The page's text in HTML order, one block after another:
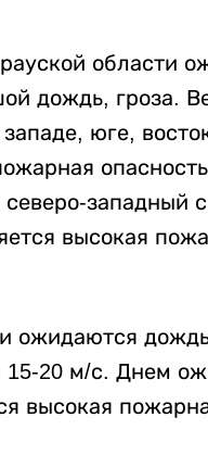
области
дождь, гроза.
юге,
западный
высокая
ожидаются
20 м/с. Днем
высокая